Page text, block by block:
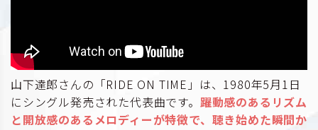
山下達郎さんの「RIDE ON TIME」は、1980年5月1日
にシングル発売された代表曲です。 躍動感のあるリズム
と開放感のあるメロディーが特徴で、聴き始めた瞬間か